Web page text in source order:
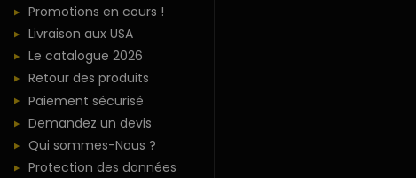
Promotions en cours !
Livraison aux USA
Le catalogue 2026
Retour des produits
Paiement sécurisé
Demandez un devis
Qui sommes-Nous ?
Protection des données